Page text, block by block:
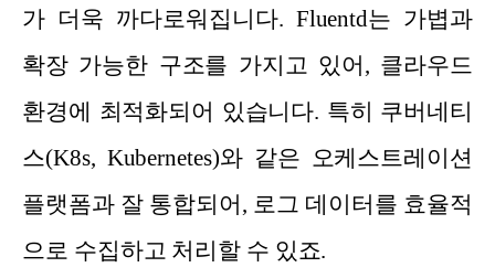
가 더욱 까다로워집니다. Fluentd는 가볍과
확장 가능한 구조를 가지고 있어, 클라우드
환경에 최적화되어 있습니다. 특히 쿠버네티
스(K8s, Kubernetes)와 같은 오케스트레이션
플랫폼과 잘 통합되어, 로그 데이터를 효율적
으로 수집하고 처리할 수 있죠.